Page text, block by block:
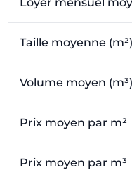
Taille moyenne (m²)
Volume moyen (m³)
Prix moyen par m²
Prix moyen par m³